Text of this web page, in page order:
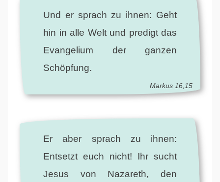
Und er sprach zu ihnen: Geht
hin in alle Welt und predigt das
Evangelium der ganzen
Schöpfung.
Markus 16,15
Er aber sprach zu ihnen:
Entsetzt euch nicht! Ihr sucht
Jesus von Nazareth, den